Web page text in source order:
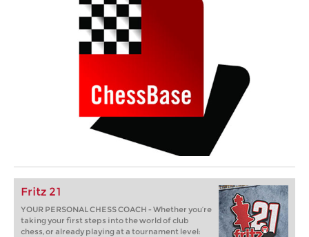
Fritz 21
YOUR PERSONAL CHESS COACH - Whether you’re
taking your first steps into the world of club
chess, or already playing at a tournament level: